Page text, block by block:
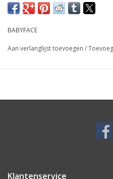
BABYFACE
Aan verlanglijst toevoegen /
Klantenservice